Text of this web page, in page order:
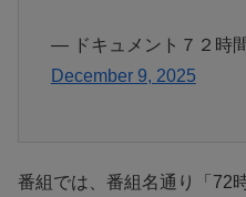
— ドキュメント７２時
December 9, 2025
番組では、番組名通り 「72